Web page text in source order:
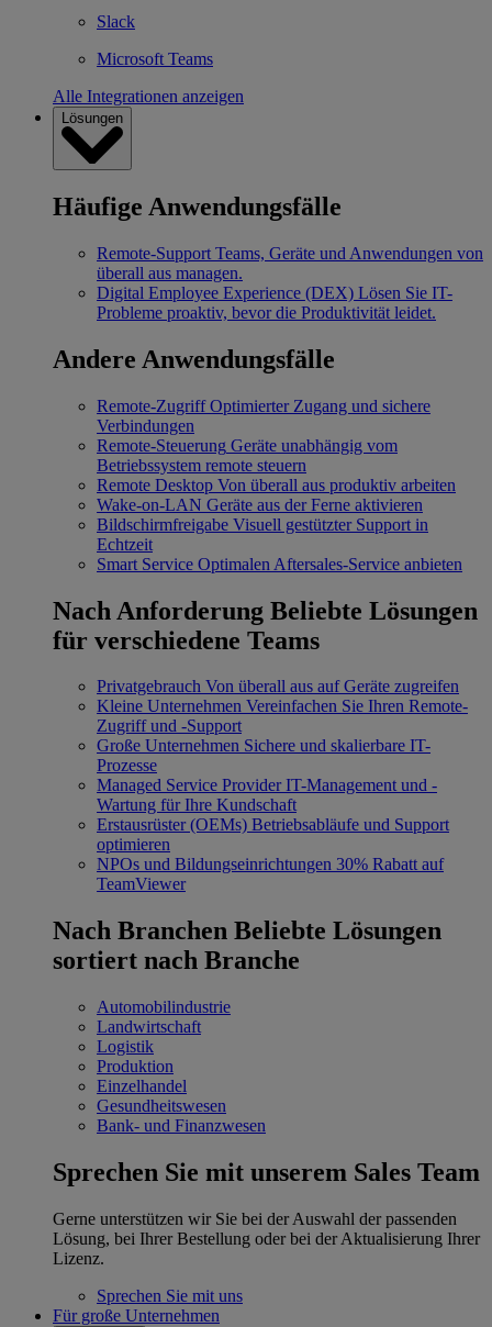
Slack
Microsoft Teams
Alle Integrationen anzeigen
Lösungen
Häufige Anwendungsfälle
Remote-Support Teams, Geräte und Anwendungen von
überall aus managen.
Digital Employee Experience (DEX) Lösen Sie IT-
Probleme proaktiv, bevor die Produktivität leidet.
Andere Anwendungsfälle
Remote-Zugriff Optimierter Zugang und sichere
Verbindungen
Remote-Steuerung Geräte unabhängig vom
Betriebssystem remote steuern
Remote Desktop Von überall aus produktiv arbeiten
Wake-on-LAN Geräte aus der Ferne aktivieren
Bildschirmfreigabe Visuell gestützter Support in
Echtzeit
Smart Service Optimalen Aftersales-Service anbieten
Nach Anforderung Beliebte Lösungen
für verschiedene Teams
Privatgebrauch Von überall aus auf Geräte zugreifen
Kleine Unternehmen Vereinfachen Sie Ihren Remote-
Zugriff und -Support
Große Unternehmen Sichere und skalierbare IT-
Prozesse
Managed Service Provider IT-Management und -
Wartung für Ihre Kundschaft
Erstausrüster (OEMs) Betriebsabläufe und Support
optimieren
NPOs und Bildungseinrichtungen 30% Rabatt auf
TeamViewer
Nach Branchen Beliebte Lösungen
sortiert nach Branche
Automobilindustrie
Landwirtschaft
Logistik
Produktion
Einzelhandel
Gesundheitswesen
Bank- und Finanzwesen
Sprechen Sie mit unserem Sales Team
Gerne unterstützen wir Sie bei der Auswahl der passenden
Lösung, bei Ihrer Bestellung oder bei der Aktualisierung Ihrer
Lizenz.
Sprechen Sie mit uns
Für große Unternehmen